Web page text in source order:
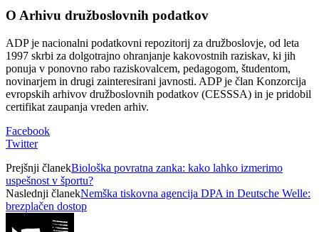
O Arhivu družboslovnih podatkov
ADP je nacionalni podatkovni repozitorij za družboslovje, od leta
1997 skrbi za dolgotrajno ohranjanje kakovostnih raziskav, ki jih
ponuja v ponovno rabo raziskovalcem, pedagogom, študentom,
novinarjem in drugi zainteresirani javnosti. ADP je član Konzorcija
evropskih arhivov družboslovnih podatkov (CESSSA) in je pridobil
certifikat zaupanja vreden arhiv.
Facebook
Twitter
Prejšnji članekBiološka povratna zanka: kako lahko izmerimo
uspešnost v športu?
Naslednji članekNemška tiskovna agencija DPA in Deutsche Welle:
brezplačen dostop